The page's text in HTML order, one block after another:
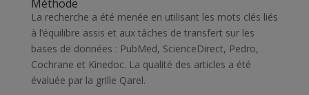
Méthode
La recherche a été menée en utilisant les mots clés liés
à l’équilibre assis et aux tâches de transfert sur les
bases de données : PubMed, ScienceDirect, Pedro,
Cochrane et Kinedoc. La qualité des articles a été
évaluée par la grille Qarel.